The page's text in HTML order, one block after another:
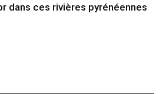
dans ces rivières pyrénéennes